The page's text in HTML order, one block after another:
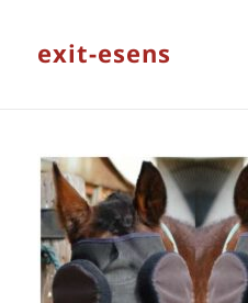
exit-esens